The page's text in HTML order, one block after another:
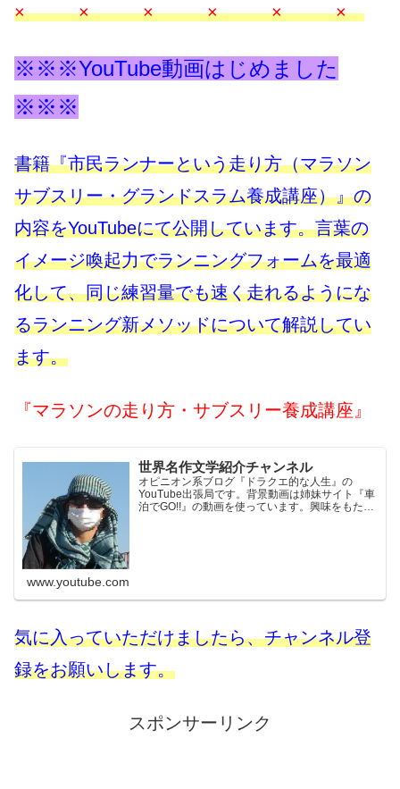
× × × × × ×
※※※YouTube動画はじめました
※※※
書籍『市民ランナーという走り方（マラソン
サブスリー・グランドスラム養成講座）』の
内容をYouTubeにて公開しています。言葉の
イメージ喚起力でランニングフォームを最適
化して、同じ練習量でも速く走れるようにな
るランニング新メソッドについて解説してい
ます。
『マラソンの走り方・サブスリー養成講座』
世界名作文学紹介チャンネル
オピニオン系ブログ『ドラクエ的な人生』の
YouTube出張局です。背景動画は姉妹サイト『車
泊でGO!!』の動画を使っています。興味をもたれ
www.youtube.com
気に入っていただけましたら、チャンネル登
録をお願いします。
スポンサーリンク